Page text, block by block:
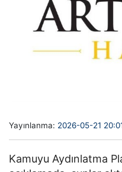
Yayınlanma: 2026-05-21
Kamuyu Aydınlatma